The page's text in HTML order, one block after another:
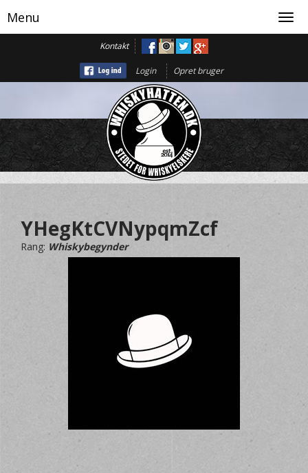
Kontakt
Login Opret bruger
Menu
YHegKtCVNypqmZcf
Rang: Whiskybegynder